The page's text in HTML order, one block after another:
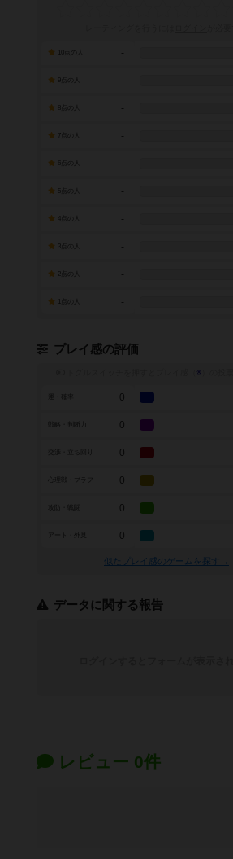
-
-
-
7点の人 -
-
-
-
-
-
-
プレイ感の評価
※
0
戦略・判断力 0
0
0
0
アート・外見 0
似たプレイ感のゲームを探す→
データに関する報告
レビュー 0件